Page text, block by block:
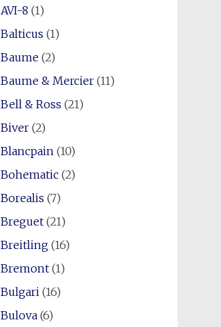
AVI-8 (1)
Balticus (1)
Baume(2)
Baume & Mercier(11)
Bell & Ross (21)
Biver(2)
Blancpain (10)
Bohematic(2)
Borealis (7)
Breguet(21)
Breitling(16)
Bremont(1)
Bulgari (16)
Bulova(6)